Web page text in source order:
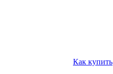
Как купить